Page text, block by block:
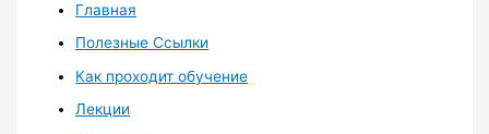
Главная
Полезные Ссылки
Как проходит обучение
Лекции